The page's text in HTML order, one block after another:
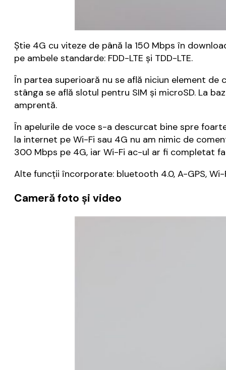
Știe 4G cu viteze de până la 150 Mbps în
pe ambele standarde: FDD-LTE și TDD-LTE.
În partea superioară nu se află niciun element
stânga se află slotul pentru SIM și microSD. La
amprentă.
În apelurile de voce s-a descurcat bine spre
la internet pe Wi-Fi sau 4G nu am nimic de
300 Mbps pe 4G, iar Wi-Fi ac-ul ar fi completat
Alte funcții încorporate: bluetooth 4.0, A-GPS,
Cameră foto și video